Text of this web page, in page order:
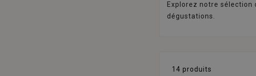
Explorez notre sélection
dégustations.
14 produits